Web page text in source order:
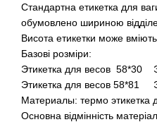
Стандартна етикетка для
обумовлено шириною
Висота етикетки може
Базові розміри:
Этикетка для весов 58*30
Этикетка для весов 58*81
Материалы: термо
Основна відмінність